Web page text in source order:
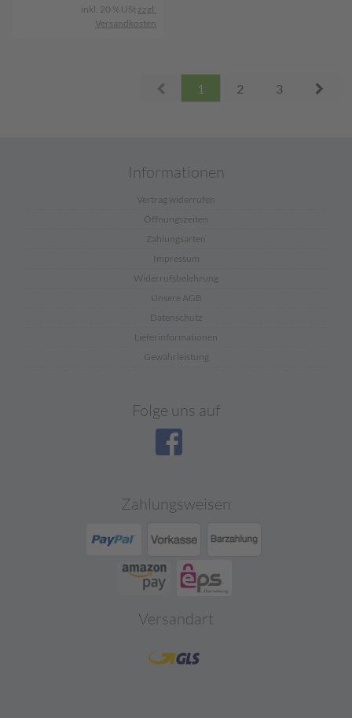
inkl. 20 % USt zzgl.
Versandkosten
1 2 3
Informationen
Vertrag widerrufen
Öffnungszeiten
Zahlungsarten
Impressum
Widerrufsbelehrung
Unsere AGB
Datenschutz
Lieferinformationen
Gewährleistung
Folge uns auf
Zahlungsweisen
Versandart